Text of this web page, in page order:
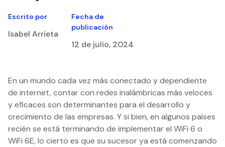
Escrito por
Isabel Arrieta
Fecha de
publicación
12 de julio, 2024
En un mundo cada vez más conectado y dependiente
de internet, contar con redes inalámbricas más veloces
y eficaces son determinantes para el desarrollo y
crecimiento de las empresas. Y si bien, en algunos países
recién se está terminando de implementar el WiFi 6 o
WiFi 6E, lo cierto es que su sucesor ya está comenzando